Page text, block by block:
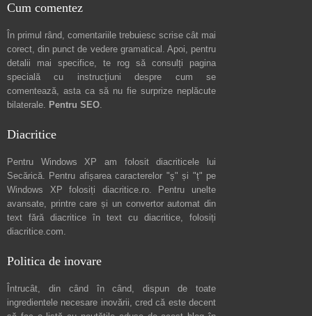
Cum comentez
În primul rând, comentariile trebuiesc scrise cât mai
corect, din punct de vedere gramatical. Apoi, pentru
detalii mai specifice, te rog să consulți pagina
specială cu instrucțiuni despre cum se
comentează, asta ca să nu fie surprize neplăcute
bilaterale. Pentru SEO.
Diacritice
Pentru Windows XP am folosit diacriticele lui
Secărică. Pentru afișarea caracterelor "ș" și "ț" pe
Windows XP folosiți diacritice.ro. Pentru unelte
avansate, printre care și un convertor automat din
text fără diacritice în text cu diacritice, folosiți
diacritice.com.
Politica de inovare
Întrucât, din când în când, dispun de toate
ingredientele necesare inovării, cred că este decent